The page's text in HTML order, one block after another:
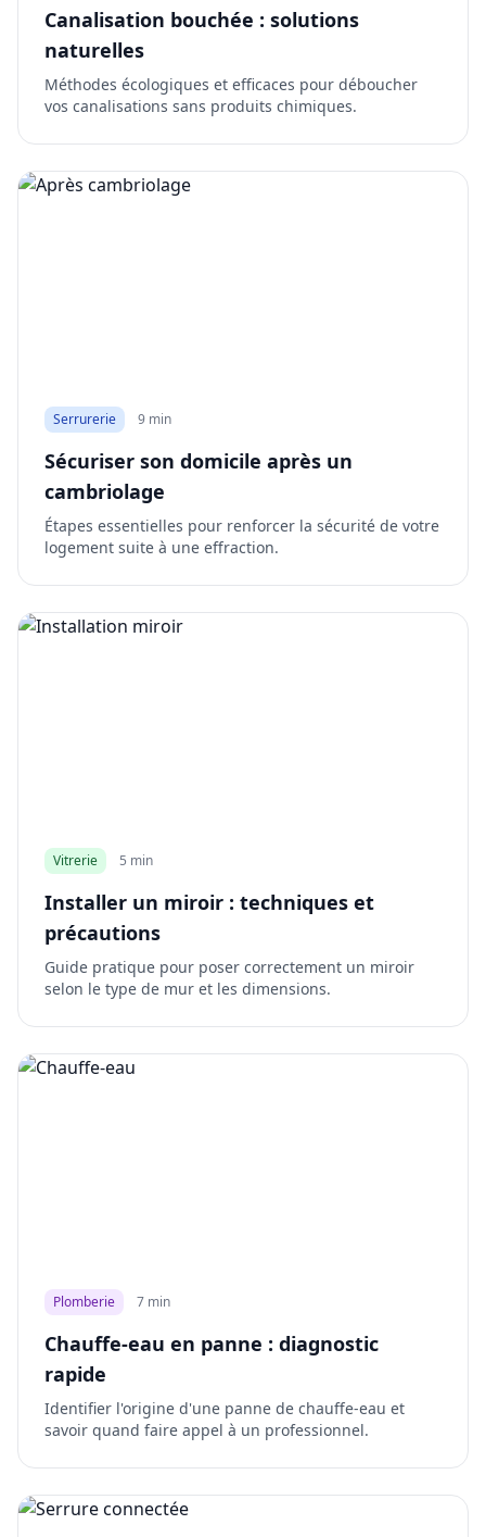
Canalisation bouchée : solutions
naturelles
Méthodes écologiques et efficaces pour déboucher
vos canalisations sans produits chimiques.
Serrurerie 9 min
Sécuriser son domicile après un
cambriolage
Étapes essentielles pour renforcer la sécurité de votre
logement suite à une effraction.
Vitrerie 5 min
Installer un miroir : techniques et
précautions
Guide pratique pour poser correctement un miroir
selon le type de mur et les dimensions.
Plomberie 7 min
Chauffe-eau en panne : diagnostic
rapide
Identifier l'origine d'une panne de chauffe-eau et
savoir quand faire appel à un professionnel.